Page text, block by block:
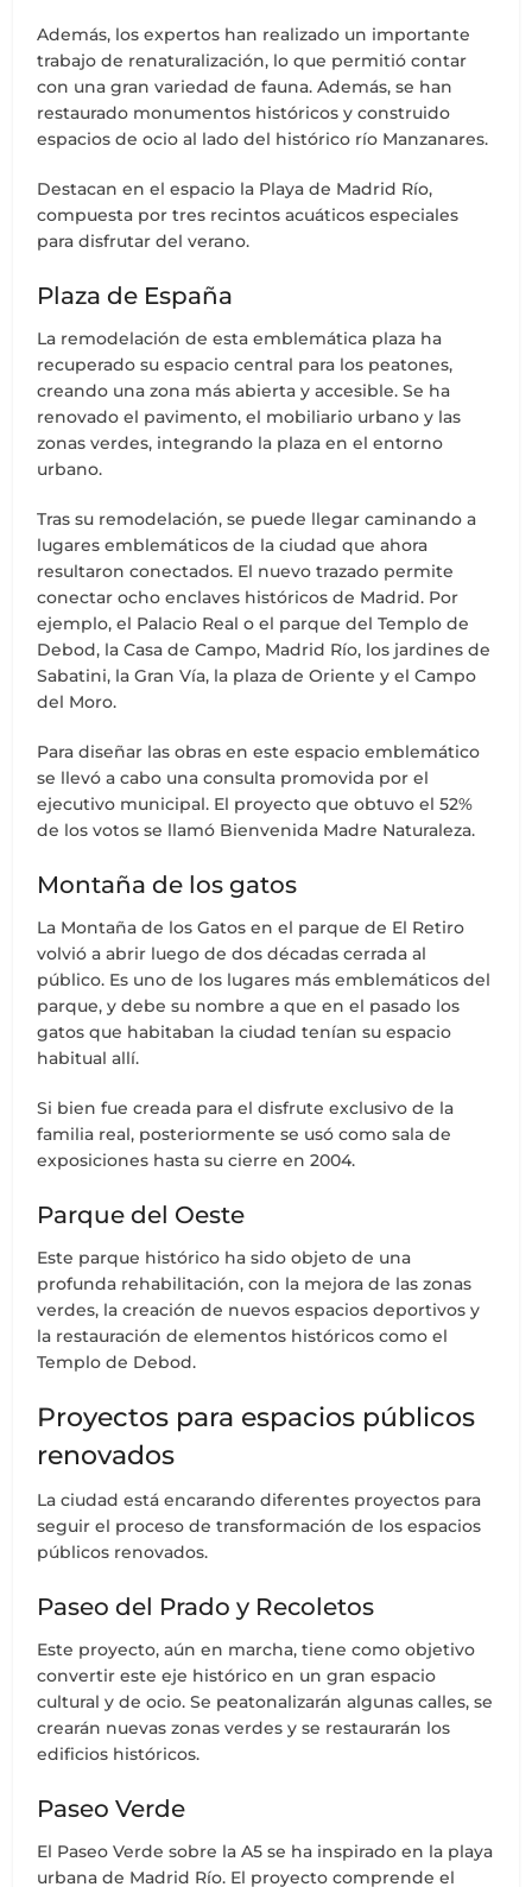
Además, los expertos han realizado un importante
trabajo de renaturalización, lo que permitió contar
con una gran variedad de fauna. Además, se han
restaurado monumentos históricos y construido
espacios de ocio al lado del histórico río Manzanares.
Destacan en el espacio la Playa de Madrid Río,
compuesta por tres recintos acuáticos especiales
para disfrutar del verano.
Plaza de España
La remodelación de esta emblemática plaza ha
recuperado su espacio central para los peatones,
creando una zona más abierta y accesible. Se ha
renovado el pavimento, el mobiliario urbano y las
zonas verdes, integrando la plaza en el entorno
urbano.
Tras su remodelación, se puede llegar caminando a
lugares emblemáticos de la ciudad que ahora
resultaron conectados. El nuevo trazado permite
conectar ocho enclaves históricos de Madrid. Por
ejemplo, el Palacio Real o el parque del Templo de
Debod, la Casa de Campo, Madrid Río, los jardines de
Sabatini, la Gran Vía, la plaza de Oriente y el Campo
del Moro.
Para diseñar las obras en este espacio emblemático
se llevó a cabo una consulta promovida por el
ejecutivo municipal. El proyecto que obtuvo el 52%
de los votos se llamó Bienvenida Madre Naturaleza.
Montaña de los gatos
La Montaña de los Gatos en el parque de El Retiro
volvió a abrir luego de dos décadas cerrada al
público. Es uno de los lugares más emblemáticos del
parque, y debe su nombre a que en el pasado los
gatos que habitaban la ciudad tenían su espacio
habitual allí.
Si bien fue creada para el disfrute exclusivo de la
familia real, posteriormente se usó como sala de
exposiciones hasta su cierre en 2004.
Parque del Oeste
Este parque histórico ha sido objeto de una
profunda rehabilitación, con la mejora de las zonas
verdes, la creación de nuevos espacios deportivos y
la restauración de elementos históricos como el
Templo de Debod.
Proyectos para espacios públicos
renovados
La ciudad está encarando diferentes proyectos para
seguir el proceso de transformación de los espacios
públicos renovados.
Paseo del Prado y Recoletos
Este proyecto, aún en marcha, tiene como objetivo
convertir este eje histórico en un gran espacio
cultural y de ocio. Se peatonalizarán algunas calles, se
crearán nuevas zonas verdes y se restaurarán los
edificios históricos.
Paseo Verde
El Paseo Verde sobre la A5 se ha inspirado en la playa
urbana de Madrid Río. El proyecto comprende el